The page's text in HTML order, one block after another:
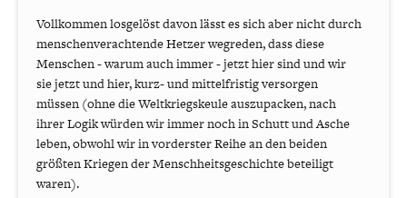
Vollkommen losgelöst davon lässt es sich aber nicht durch
menschenverachtende Hetzer wegreden, dass diese
Menschen - warum auch immer - jetzt hier sind und wir
sie jetzt und hier, kurz- und mittelfristig versorgen
müssen (ohne die Weltkriegskeule auszupacken, nach
ihrer Logik würden wir immer noch in Schutt und Asche
leben, obwohl wir in vorderster Reihe an den beiden
größten Kriegen der Menschheitsgeschichte beteiligt
waren).